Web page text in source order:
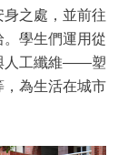
之處，並前往
。學生們運用從
人工纖維——塑
，為生活在城市